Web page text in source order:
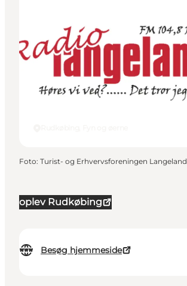
oplev Rudkøbing
Besøg hjemmeside
Foto: Turist- og Erhvervsforeningen Langeland